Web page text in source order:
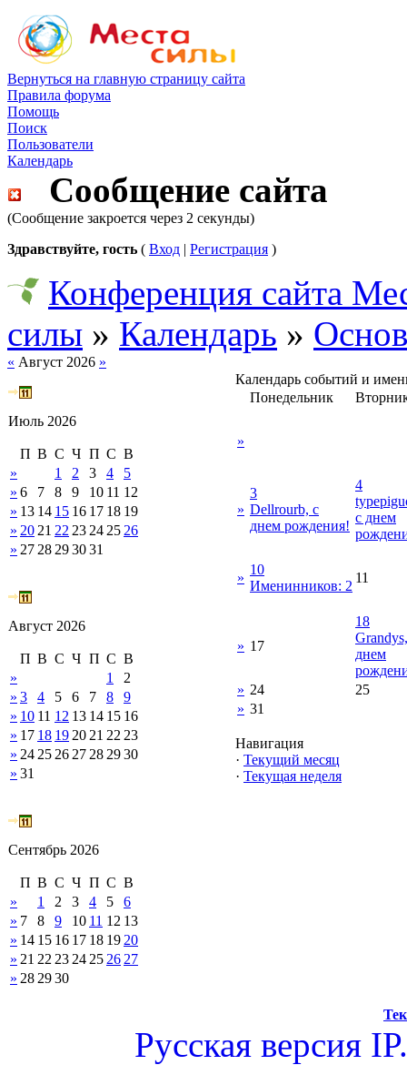
Вернуться на главную страницу сайта
Правила форума
Помощь
Поиск
Пользователи
Календарь
Сообщение сайта
(Сообщение закроется через 2 секунды)
Здравствуйте, гость ( Вход | Регистрация )
Конференция сайта
силы » Календарь »
« Август 2026 »
Июль 2026
П В С Ч П С В
»
1 2 3 4
5
» 6 7 8 9 10 11 12
» 13 14 15 16 17 18 19
» 20 21 22 23 24 25 26
» 27 28 293031
Август 2026
П В С Ч П С В
»
1
2
» 3 4 5 6 7 8
9
» 10 11 12 13 14 15 16
» 17 18 19 20 21 22 23
» 24 25 26 27 28 2930
» 31
Сентябрь 2026
П В С Ч П С В
»
1 2 3 4 5
6
» 7 8 9 10 11 12 13
» 14 15 16 17 18 19 20
» 21 22 23 24 25 26 27
» 28 2930
Календарь событий и
Понедельник
»
»
3
Dellrourb, с
днем рождения!
4
с днем
»
10
Именинников: 2
11
» 17
18
днем
» 24
25
» 31
Навигация
· Текущий месяц
· Текущая неделя
Русская версия